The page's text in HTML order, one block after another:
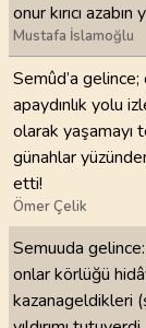
onur kırıcı azabın
Mustafa İslamoğlu
Semûd’a
apaydınlık yolu
olarak yaşamayı
günahlar
etti!
Ömer Çelik
Semuuda
onlar körlüğü
kazanageldikleri